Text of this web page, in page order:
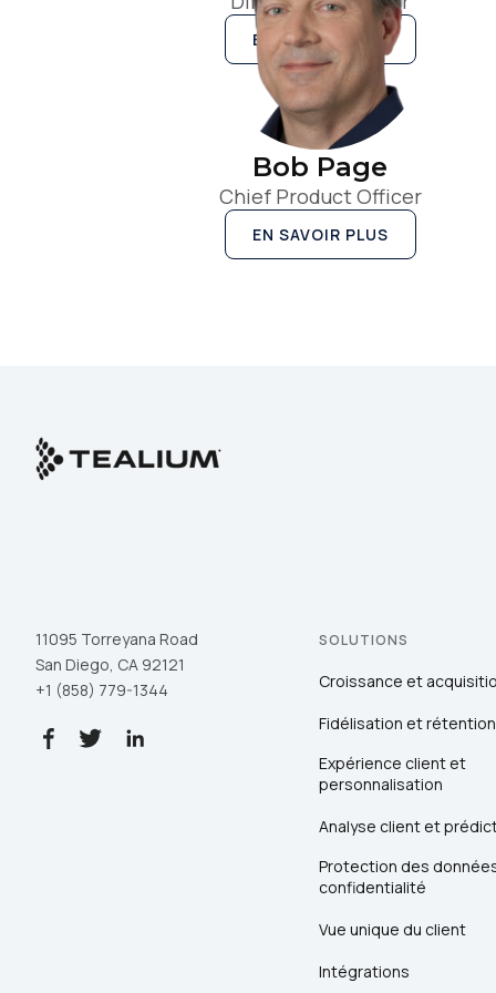
EN SAVOIR PLUS
Bob Page
Chief Product Officer
EN SAVOIR PLUS
11095 Torreyana Road
San Diego, CA 92121
+1 (858) 779-1344
SOLUTIONS
Croissance et
Fidélisation et rétention
Expérience client et
personnalisation
Analyse client et
Protection des
confidentialité
Vue unique du client
Intégrations